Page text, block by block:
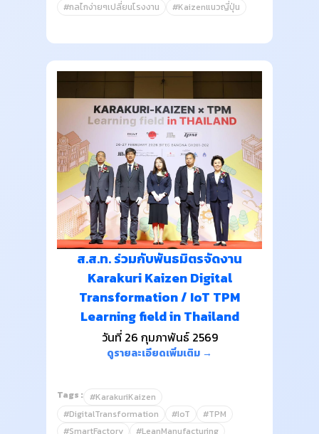
#กลไกง่ายๆเปลี่ยนโรงงาน
#Kaizenแนวญี่ปุ่น
ส.ส.ท. ร่วมกับพันธมิตรจัดงาน
Karakuri Kaizen Digital
Transformation / IoT TPM
Learning field in Thailand
วันที่ 26 กุมภาพันธ์ 2569
ดูรายละเอียดเพิ่มเติม →
Tags : #KarakuriKaizen
#DigitalTransformation
#IoT
#TPM
#SmartFactory
#LeanManufacturing